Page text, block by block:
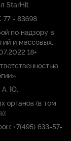
StarHit
- 83698
по надзору в
и массовых,
18+
А. Ю.
органов (в том
+7(495) 633-57-